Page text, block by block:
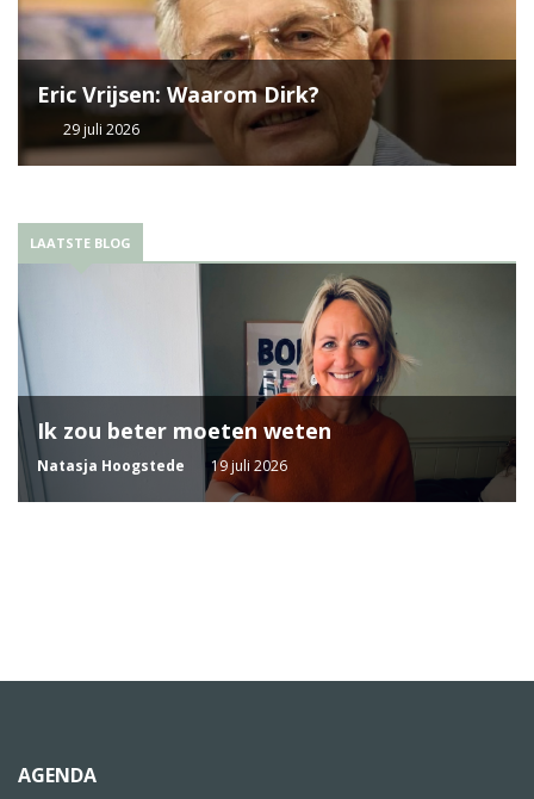
Eric Vrijsen: Waarom Dirk?
29 juli 2026
LAATSTE BLOG
Ik zou beter moeten weten
Natasja Hoogstede 19 juli 2026
AGENDA